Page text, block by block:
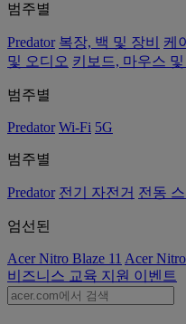
범주별
Predator 복장, 백 및 장비 케
및 오디오 키보드, 마우스
범주별
Predator Wi-Fi 5G
범주별
Predator 전기 자전거 전동
엄선된
Acer Nitro Blaze 11 Acer
비즈니스 교육 지원 이벤트